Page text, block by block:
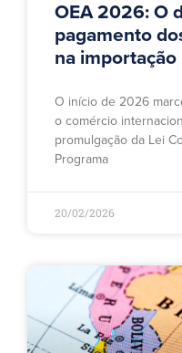
OEA 2026: O
pagamento
na importação
O início de 2026
o comércio
promulgação da Lei
Programa
20/02/2026